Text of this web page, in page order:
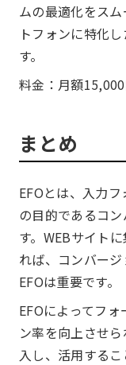
ムの最適化をス
トフォンに特化
す。
料金：月額
まとめ
EFOとは、入力
の目的であるコ
す。WEBサイト
れば、コンバージ
EFOは重要です。
EFOによってフ
ン率を向上させ
入し、活用する